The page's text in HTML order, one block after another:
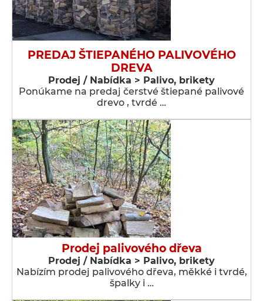
PREDAJ ŠTIEPANÉHO PALIVOVÉHO
DREVA
Prodej / Nabídka > Palivo, brikety
Ponúkame na predaj čerstvé štiepané palivové
drevo , tvrdé …
Prodej palivového dřeva
Prodej / Nabídka > Palivo, brikety
Nabízím prodej palivového dřeva, měkké i tvrdé,
špalky i …